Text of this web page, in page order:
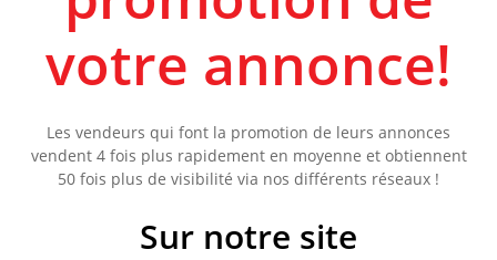
votre annonce!
Les vendeurs qui font la promotion de leurs annonces
vendent 4 fois plus rapidement en moyenne et obtiennent
50 fois plus de visibilité via nos différents réseaux !
Sur notre site